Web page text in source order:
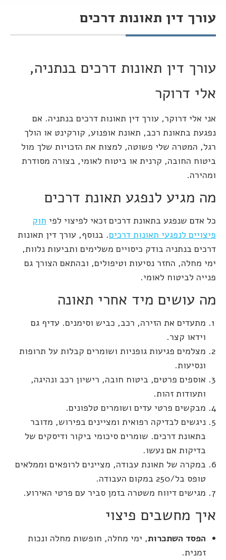
עורך דין תאונות דרכים
You are here:
עורך דין תאונות דרכים בנתניה,
אלי דרוקר
אני אלי דרוקר, עורך דין תאונות דרכים בנתניה. אם
נפגעת בתאונת רכב, תאונת אופנוע, קורקינט או הולך
רגל, המטרה שלי פשוטה, למצות את הזכויות שלך מול
ביטוח החובה, קרנית או ביטוח לאומי, בצורה מסודרת
ומהירה.
מה מגיע לנפגע תאונת דרכים
כל אדם שנפגע בתאונת דרכים זכאי לפיצוי לפי חוק
פיצויים לנפגעי תאונות דרכים. בנוסף, עורך דין תאונות
דרכים בנתניה בודק כיסויים משלימים ותביעות נלוות,
ימי מחלה, החזר נסיעות וטיפולים, ובהתאם הצורך גם
פנייה לביטוח לאומי.
מה עושים מיד אחרי תאונה
מתעדים את הזירה, רכב, כביש וסימנים. עדיף גם
וידאו קצר.
מצלמים פגיעות גופניות ושומרים קבלות על תרופות
ונסיעות.
אוספים פרטים, ביטוח חובה, רישיון רכב ונהיגה,
ותעודות זהות.
מבקשים פרטי עדים ושומרים טלפונים.
ניגשים לבדיקה רפואית ומציינים בפירוש, מדובר
בתאונת דרכים. שומרים סיכומי ביקור ודיסקים של
בדיקות אם נעשו.
במקרה של תאונת עבודה, מציינים לרופאים וממלאים
טופס בל/250 במקום העבודה.
מגישים דיווח משטרה בזמן סביר עם פרטי האירוע.
איך מחשבים פיצוי
הפסד השתכרות, ימי מחלה, חופשות מחלה ונכות
זמנית.